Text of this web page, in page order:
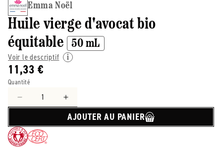
Emma Noël
Huile vierge d'avocat bio
équitable
50 mL
Voir le descriptif
11,33 €
Quantité
Réduire
de
Emma
Augmenter
la
quantité
AJOUTER AU PANIER